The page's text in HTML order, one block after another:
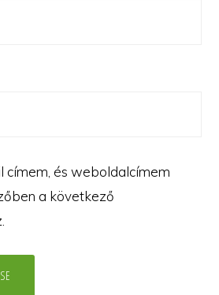
címem, és weboldalcímem
a következő